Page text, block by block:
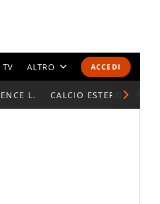
ACCEDI
TV ALTRO
CALENDARI E CLASSIFICHE
L. CALCIO ESTERO